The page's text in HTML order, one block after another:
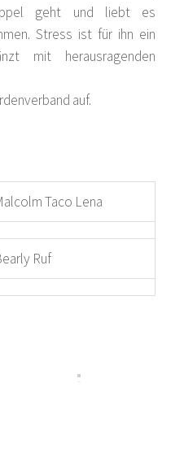
geht und liebt es
Stress ist für ihn ein
mit herausragenden
auf.
Taco Lena
Ruf